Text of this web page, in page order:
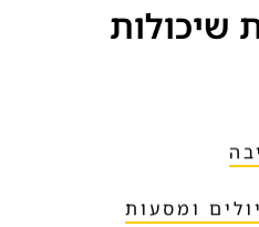
שיכולות
ומסעות